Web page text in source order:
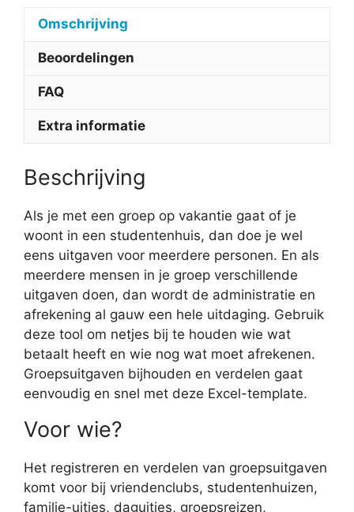
Omschrijving
Beoordelingen
FAQ
Extra informatie
Beschrijving
Als je met een groep op vakantie gaat of je
woont in een studentenhuis, dan doe je wel
eens uitgaven voor meerdere personen. En als
meerdere mensen in je groep verschillende
uitgaven doen, dan wordt de administratie en
afrekening al gauw een hele uitdaging. Gebruik
deze tool om netjes bij te houden wie wat
betaalt heeft en wie nog wat moet afrekenen.
Groepsuitgaven bijhouden en verdelen gaat
eenvoudig en snel met deze Excel-template.
Voor wie?
Het registreren en verdelen van groepsuitgaven
komt voor bij vriendenclubs, studentenhuizen,
familie-uitjes, daguitjes, groepsreizen,